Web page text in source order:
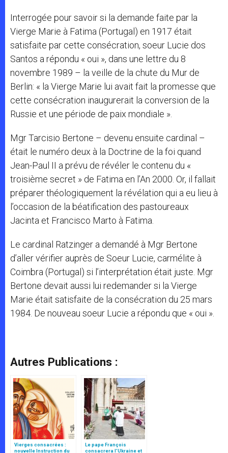
Interrogée pour savoir si la demande faite par la
Vierge Marie à Fatima (Portugal) en 1917 était
satisfaite par cette consécration, soeur Lucie dos
Santos a répondu « oui », dans une lettre du 8
novembre 1989 – la veille de la chute du Mur de
Berlin: « la Vierge Marie lui avait fait la promesse que
cette consécration inaugurerait la conversion de la
Russie et une période de paix mondiale ».
Mgr Tarcisio Bertone – devenu ensuite cardinal –
était le numéro deux à la Doctrine de la foi quand
Jean-Paul II a prévu de révéler le contenu du «
troisième secret » de Fatima en l’An 2000. Or, il fallait
préparer théologiquement la révélation qui a eu lieu à
l’occasion de la béatification des pastoureaux
Jacinta et Francisco Marto à Fatima.
Le cardinal Ratzinger a demandé à Mgr Bertone
d’aller vérifier auprès de Soeur Lucie, carmélite à
Coimbra (Portugal) si l’interprétation était juste. Mgr
Bertone devait aussi lui redemander si la Vierge
Marie était satisfaite de la consécration du 25 mars
1984. De nouveau soeur Lucie a répondu que « oui ».
Autres Publications :
Vierges consacrées :
nouvelle Instruction du
Le pape François
consacrera l’Ukraine et